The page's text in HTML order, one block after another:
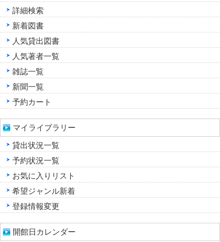
詳細検索
新着図書
人気貸出図書
人気著者一覧
雑誌一覧
新聞一覧
予約カート
マイライブラリー
貸出状況一覧
予約状況一覧
お気に入りリスト
希望ジャンル新着
登録情報変更
開館日カレンダー